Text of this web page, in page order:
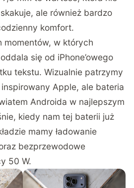
ale również bardzo
komfort.
momentów, w których
się od iPhone’owego
tekstu. Wizualnie patrzymy
Apple, ale bateria
Androida w najlepszym
kiedy nam tej baterii już
mamy ładowanie
bezprzewodowe
50 W.